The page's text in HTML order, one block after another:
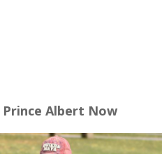
Prince Albert Now